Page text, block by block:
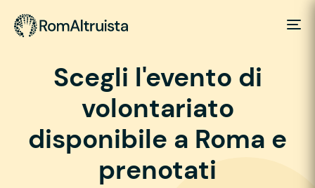
Scegli l'evento di
volontariato
disponibile a Roma e
prenotati